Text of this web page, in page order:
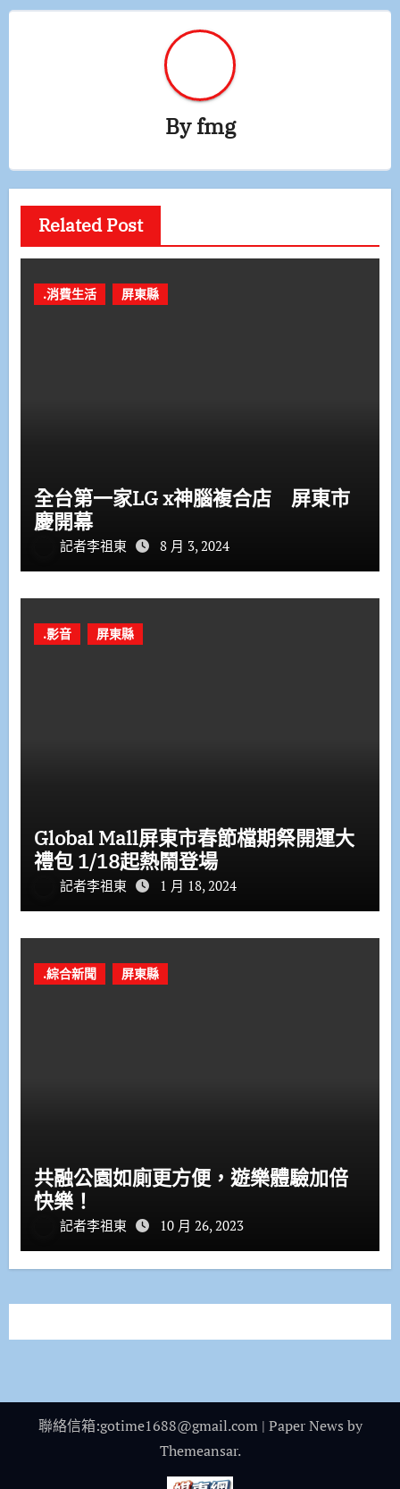
Byfmg
Related Post
.消費生活 屏東縣
全台第一家LG x神腦複合店 屏東市
慶開幕
記者李祖東 8 月 3, 2024
.影音 屏東縣
Global Mall屏東市春節檔期祭開運大
禮包 1/18起熱鬧登場
記者李祖東 1 月 18, 2024
.綜合新聞 屏東縣
共融公園如廁更方便，遊樂體驗加倍
快樂！
記者李祖東 10 月 26, 2023
聯絡信箱:gotime1688@gmail.com | Paper News by
Themeansar.